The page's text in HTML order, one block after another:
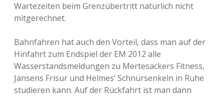
Wartezeiten beim Grenzübertritt natürlich nicht
mitgerechnet.
Bahnfahren hat auch den Vorteil, dass man auf der
Hinfahrt zum Endspiel der EM 2012 alle
Wasserstandsmeldungen zu Mertesackers Fitness,
Jansens Frisur und Helmes‘ Schnürsenkeln in Ruhe
studieren kann. Auf der Rückfahrt ist man dann